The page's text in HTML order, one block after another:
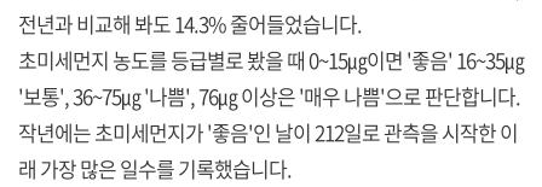
전년과 비교해 봐도 14.3% 줄어들었습니다.
초미세먼지 농도를 등급별로 봤을 때 0~15㎍이면 '좋음' 16~35㎍
'보통', 36~75㎍ '나쁨', 76㎍ 이상은 '매우 나쁨'으로 판단합니다.
작년에는 초미세먼지가 '좋음'인 날이 212일로 관측을 시작한 이
래 가장 많은 일수를 기록했습니다.